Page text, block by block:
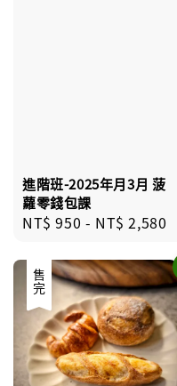
進階班-2025年月3月 菠
蘿零錢包課
Regular
NT$ 950 - NT$ 2,580
售完